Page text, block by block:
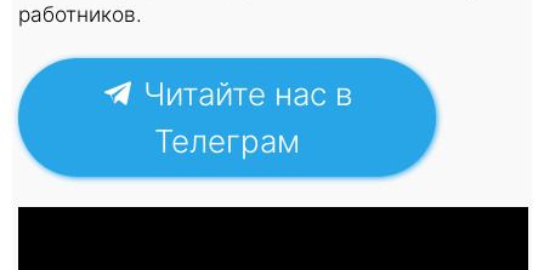
работников.
Читайте нас в
Телеграм